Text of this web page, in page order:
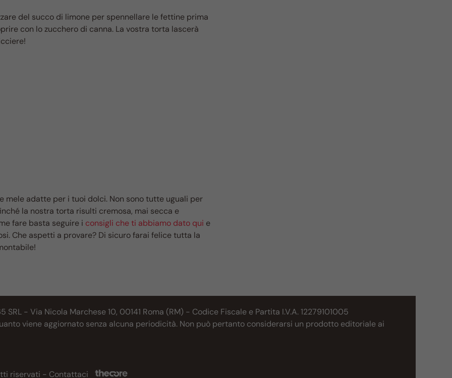
del succo di limone per spennellare le fettine prima
con lo zucchero di canna. La vostra torta lascerà
mele adatte per i tuoi dolci. Non sono tutte uguali per
la nostra torta risulti cremosa, mai secca e
fare basta seguire i consigli che ti abbiamo dato qui e
Che aspetti a provare? Di sicuro farai felice tutta la
- Via Nicola Marchese 10, 00141 Roma (RM) - Codice Fiscale e Partita I.V.A. 12279101005
viene aggiornato senza alcuna periodicità. Non può pertanto considerarsi un prodotto editoriale ai
riservati - Contattaci